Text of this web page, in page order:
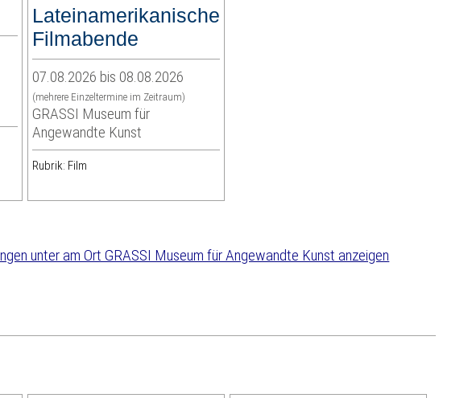
Lateinamerikanische
Filmabende
07.08.2026 bis 08.08.2026
(mehrere Einzeltermine im Zeitraum)
GRASSI Museum für
Angewandte Kunst
Rubrik: Film